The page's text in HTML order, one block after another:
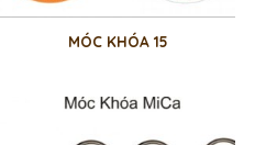
MÓC KHÓA 15